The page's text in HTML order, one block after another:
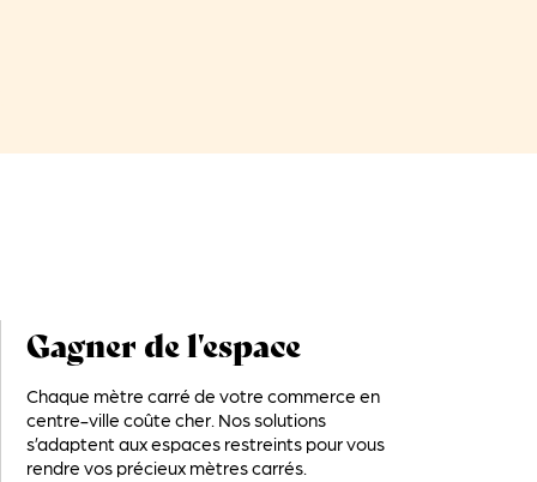
Gagner de l'espace
Chaque mètre carré de votre commerce en
centre-ville coûte cher. Nos solutions
s’adaptent aux espaces restreints pour vous
rendre vos précieux mètres carrés.